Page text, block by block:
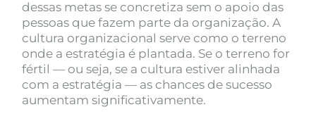
dessas metas se concretiza sem o apoio das
pessoas que fazem parte da organização. A
cultura organizacional serve como o terreno
onde a estratégia é plantada. Se o terreno for
fértil — ou seja, se a cultura estiver alinhada
com a estratégia — as chances de sucesso
aumentam significativamente.